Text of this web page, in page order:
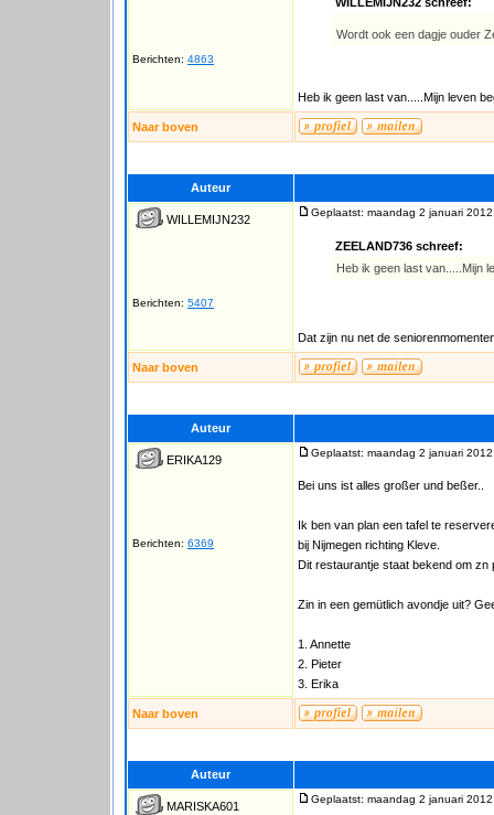
Berichten: 4863
Wordt ook een dagje ouder
Heb ik geen last van.....Mijn leven
Naar boven
Auteur
WILLEMIJN232
Berichten: 5407
Geplaatst: maandag 2 januari
ZEELAND736 schreef:
Heb ik geen last van.....Mijn
Dat zijn nu net de
Naar boven
Auteur
ERIKA129
Berichten: 6369
Geplaatst: maandag 2 januari
Bei uns ist alles großer und beßer..
Ik ben van plan een tafel te
bij Nijmegen richting Kleve.
Dit restaurantje staat bekend om zn
Zin in een gemütlich avondje uit?
1. Annette
2. Pieter
3. Erika
Naar boven
Auteur
MARISKA601
Geplaatst: maandag 2 januari